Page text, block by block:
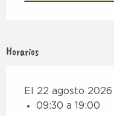
Horarios
El 22 agosto 2026
09:30 a 19:00